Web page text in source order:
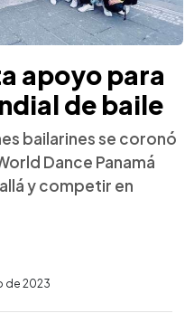
apoyo para
de baile
bailarines se coronó
Dance Panamá
y competir en
de 2023